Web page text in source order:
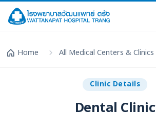
Home All Medical Centers & Clinics
Clinic Details
Dental Clinic